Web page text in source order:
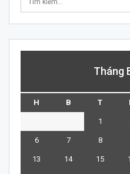
Tháng
H B T
1
6 7 8
13 14 15